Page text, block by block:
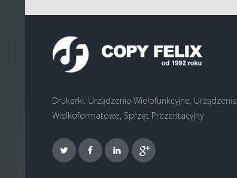
Drukarki, Urządzenia Wielofunkcyjne, Urządzenia
Wielkoformatowe, Sprzęt Prezentacyjny